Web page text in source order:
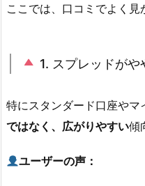
ここでは、口コミでよく見
1. スプレッドがや
特にスタンダード口座やマ
ではなく、広がりやすい傾
ユーザーの声：